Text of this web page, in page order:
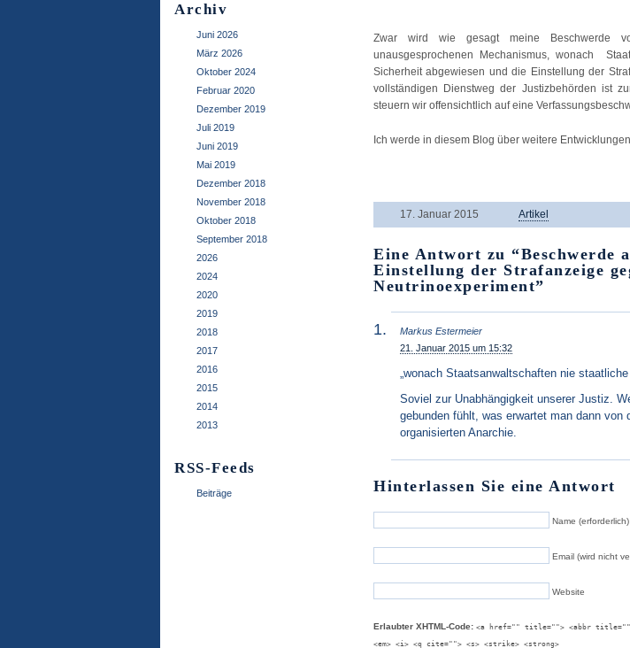
Archiv
Juni 2026
März 2026
Oktober 2024
Februar 2020
Dezember 2019
Juli 2019
Juni 2019
Mai 2019
Dezember 2018
November 2018
Oktober 2018
September 2018
2026
2024
2020
2019
2018
2017
2016
2015
2014
2013
RSS-Feeds
Beiträge
Zwar wird wie gesagt meine Beschwerde
unausgesprochenen Mechanismus, wonach
Sicherheit abgewiesen und die Einstellung der
vollständigen Dienstweg der Justizbehörden ist
steuern wir offensichtlich auf eine
Ich werde in diesem Blog über weitere
17. Januar 2015 Artikel
Eine Antwort zu “Beschwerde
Einstellung der Strafanzeige
Neutrinoexperiment”
Markus Estermeier
21. Januar 2015 um 15:32
„wonach Staatsanwaltschaften nie
Soviel zur Unabhängigkeit unserer Justiz.
gebunden fühlt, was erwartet man dann
organisierten Anarchie.
Hinterlassen Sie eine Antwort
Name (erforderlich)
Email (wird nicht
Website
Erlaubter XHTML-Code: <a href="" title=""> <abbr title="">
<em> <i> <q cite=""> <s> <strike> <strong>